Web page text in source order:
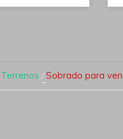
Terrenos Sobrado para